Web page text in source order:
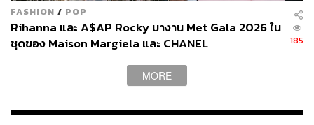
FASHION / POP
Rihanna และ A$AP Rocky มางาน Met Gala 2026 ใน
ชุดของ Maison Margiela และ CHANEL
185
MORE